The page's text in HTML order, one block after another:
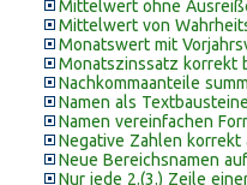
Mittelwert ohne
Mittelwert von
Monatswert mit
Monatszinssatz korrekt
Nachkommaanteile
Namen als
Namen vereinfachen
Negative Zahlen korrekt
Neue Bereichsnamen
Nur jede 2.(3.) Zeile